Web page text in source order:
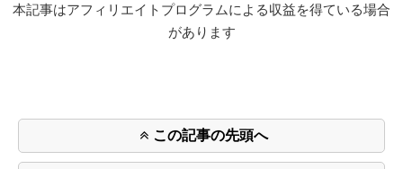
本記事はアフィリエイトプログラムによる収益を得ている場合
があります
この記事の先頭へ